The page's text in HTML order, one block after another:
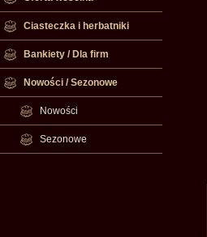
Ciasteczka i herbatniki
Bankiety / Dla firm
Nowości / Sezonowe
Nowości
Sezonowe